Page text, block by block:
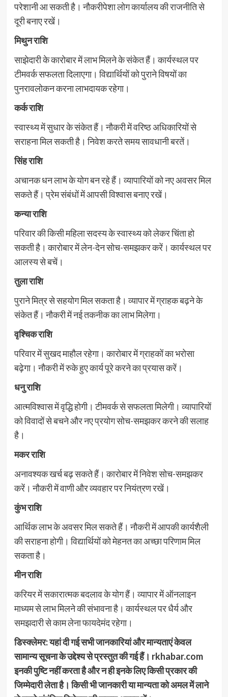
परेशानी आ सकती है। नौकरीपेशा लोग कार्यालय की राजनीति से
दूरी बनाए रखें।
मिथुन राशि
साझेदारी के कारोबार में लाभ मिलने के संकेत हैं। कार्यस्थल पर
टीमवर्क सफलता दिलाएगा। विद्यार्थियों को पुराने विषयों का
पुनरावलोकन करना लाभदायक रहेगा।
कर्क राशि
स्वास्थ्य में सुधार के संकेत हैं। नौकरी में वरिष्ठ अधिकारियों से
सराहना मिल सकती है। निवेश करते समय सावधानी बरतें।
सिंह राशि
अचानक धन लाभ के योग बन रहे हैं। व्यापारियों को नए अवसर मिल
सकते हैं। प्रेम संबंधों में आपसी विश्वास बनाए रखें।
कन्या राशि
परिवार की किसी महिला सदस्य के स्वास्थ्य को लेकर चिंता हो
सकती है। कारोबार में लेन-देन सोच-समझकर करें। कार्यस्थल पर
आलस्य से बचें।
तुला राशि
पुराने मित्र से सहयोग मिल सकता है। व्यापार में ग्राहक बढ़ने के
संकेत हैं। नौकरी में नई तकनीक का लाभ मिलेगा।
वृश्चिक राशि
परिवार में सुखद माहौल रहेगा। कारोबार में ग्राहकों का भरोसा
बढ़ेगा। नौकरी में रुके हुए कार्य पूरे करने का प्रयास करें।
धनु राशि
आत्मविश्वास में वृद्धि होगी। टीमवर्क से सफलता मिलेगी। व्यापारियों
को विवादों से बचने और नए प्रयोग सोच-समझकर करने की सलाह
है।
मकर राशि
अनावश्यक खर्च बढ़ सकते हैं। कारोबार में निवेश सोच-समझकर
करें। नौकरी में वाणी और व्यवहार पर नियंत्रण रखें।
कुंभ राशि
आर्थिक लाभ के अवसर मिल सकते हैं। नौकरी में आपकी कार्यशैली
की सराहना होगी। विद्यार्थियों को मेहनत का अच्छा परिणाम मिल
सकता है।
मीन राशि
करियर में सकारात्मक बदलाव के योग हैं। व्यापार में ऑनलाइन
माध्यम से लाभ मिलने की संभावना है। कार्यस्थल पर धैर्य और
समझदारी से काम लेना फायदेमंद रहेगा।
डिस्क्लेमर: यहां दी गई सभी जानकारियां और मान्यताएं केवल
सामान्य सूचना के उद्देश्य से प्रस्तुत की गई हैं। rkhabar.com
इनकी पुष्टि नहीं करता है और न ही इनके लिए किसी प्रकार की
जिम्मेदारी लेता है। किसी भी जानकारी या मान्यता को अमल में लाने